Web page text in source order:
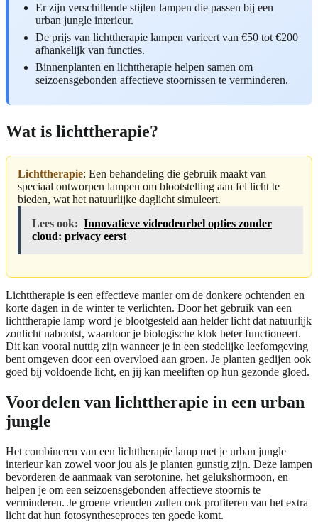
Er zijn verschillende stijlen lampen die passen bij een
urban jungle interieur.
De prijs van lichttherapie lampen varieert van €50 tot €200
afhankelijk van functies.
Binnenplanten en lichttherapie helpen samen om
seizoensgebonden affectieve stoornissen te verminderen.
Wat is lichttherapie?
Lichttherapie: Een behandeling die gebruik maakt van
speciaal ontworpen lampen om blootstelling aan fel licht te
bieden, wat het natuurlijke daglicht simuleert.
Lees ook: Innovatieve videodeurbel opties zonder
cloud: privacy eerst
Lichttherapie is een effectieve manier om de donkere ochtenden en
korte dagen in de winter te verlichten. Door het gebruik van een
lichttherapie lamp word je blootgesteld aan helder licht dat natuurlijk
zonlicht nabootst, waardoor je biologische klok beter functioneert.
Dit kan vooral nuttig zijn wanneer je in een stedelijke leefomgeving
bent omgeven door een overvloed aan groen. Je planten gedijen ook
goed bij voldoende licht, en jij kan meeliften op hun gezonde gloed.
Voordelen van lichttherapie in een urban
jungle
Het combineren van een lichttherapie lamp met je urban jungle
interieur kan zowel voor jou als je planten gunstig zijn. Deze lampen
bevorderen de aanmaak van serotonine, het gelukshormoon, en
helpen je om een seizoensgebonden affectieve stoornis te
verminderen. Je groene vrienden zullen ook profiteren van het extra
licht dat hun fotosyntheseproces ten goede komt.